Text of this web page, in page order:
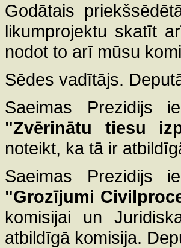
Godātais
likumprojektu skatīt
nodot to arī mūsu
Sēdes vadītājs.
Saeimas Prezidijs
"Zvērinātu tiesu
noteikt, ka tā ir
Saeimas Prezidijs
"Grozījumi
komisijai un
atbildīgā komisija.